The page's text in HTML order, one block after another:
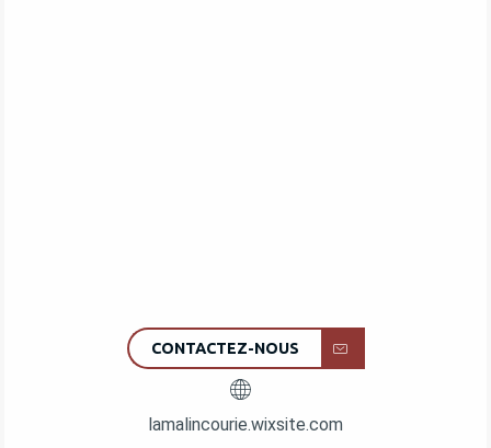
CONTACTEZ-NOUS
lamalincourie.wixsite.com